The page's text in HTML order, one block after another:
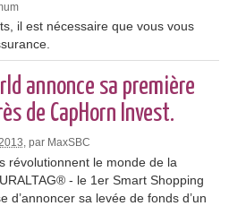
il est nécessaire que vous vous
annonce sa première
de CapHorn Invest.
, par MaxSBC
révolutionnent le monde de la
- le 1er Smart Shopping
d’annoncer sa levée de fonds d’un